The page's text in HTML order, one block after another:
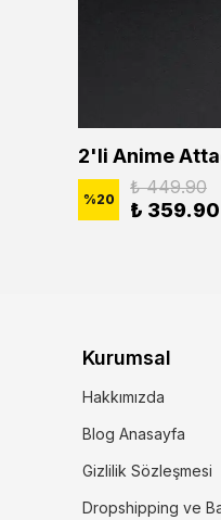
%20
₺ 449.90
₺ 359.90
Kurumsal
Hakkımızda
Blog Anasayfa
Gizlilik Sözleşmesi
Dropshipping ve